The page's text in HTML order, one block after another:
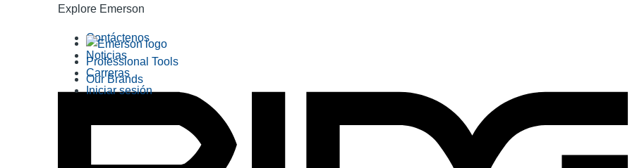
Explore Emerson
Professional Tools
Our Brands
Contáctenos
Noticias
Carreras
Iniciar sesión